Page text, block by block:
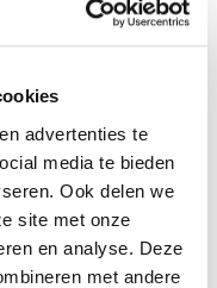
advertenties te
media te bieden
Ook delen we
site met onze
en analyse. Deze
met andere